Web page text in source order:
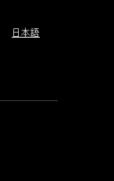
日本語